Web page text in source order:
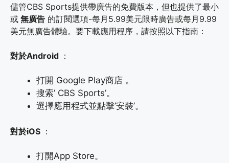
儘管CBS Sports提供帶廣告的免費版本，但也提供了最小
或 無廣告 的訂閱選項-每月5.99美元限時廣告或每月9.99
美元無廣告體驗。要下載應用程序，請按照以下指南：
對於Android ：
打開 Google Play商店 。
搜索’ CBS Sports’。
選擇應用程式並點擊’安裝’。
對於iOS ：
打開App Store。